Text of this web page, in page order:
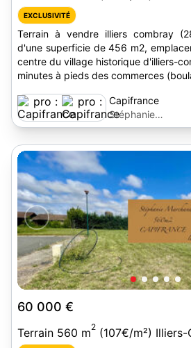
EXCLUSIVITÉ
Terrain à vendre illiers combray (28). magnifique terrain
d'une superficie de 456 m2, emplacement privilégié dans le
centre du village historique d'illiers-combray. À
minutes à
Capifrance
Stéphanie
Marchand
60 000 €
Terrain 560 m2 (107€/m²)